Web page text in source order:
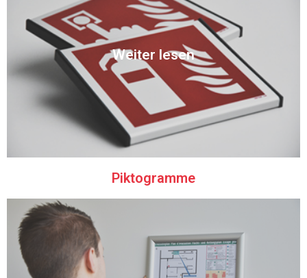
Weiter lesen
Piktogramme
Von Polypropylen bis Aluminium und sogar Plexiglas. Entdecken
Sie unser umfangreiches Sortiment.
Entdecken
Piktogramme
Entdecken